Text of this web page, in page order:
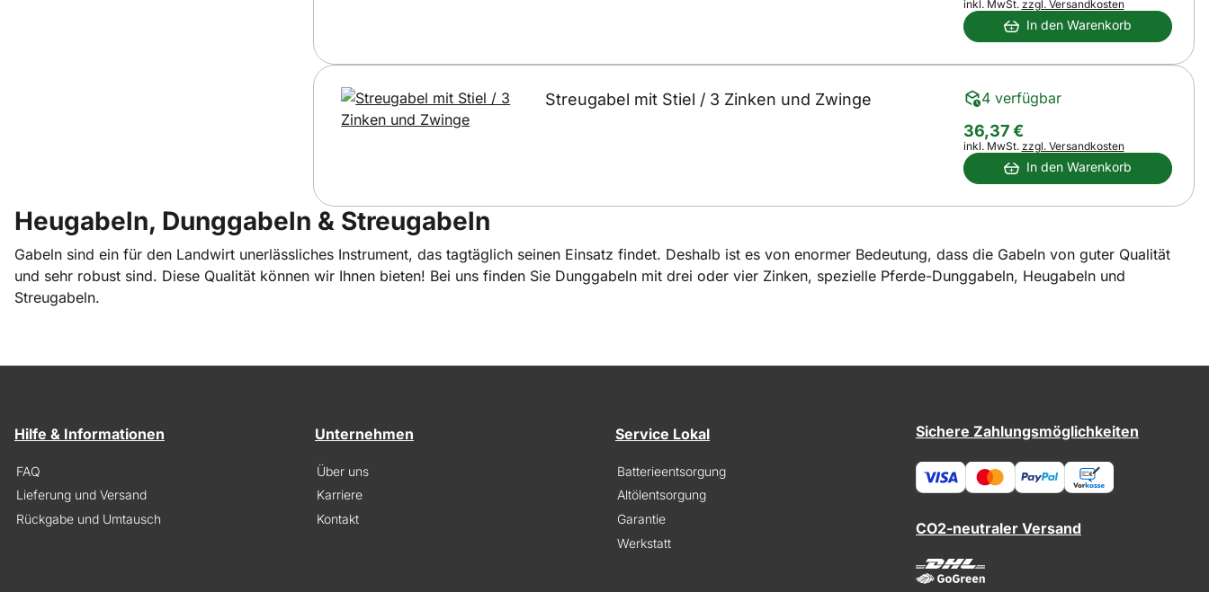
Steuerhinweis:
inkl. MwSt. zzgl. Versandkosten
In den Warenkorb
Streugabel mit Stiel / 3 Zinken und Zwinge 4 verfügbar
36,37€
Steuerhinweis:
inkl. MwSt. zzgl. Versandkosten
In den Warenkorb
Heugabeln, Dunggabeln & Streugabeln
Gabeln sind ein für den Landwirt unerlässliches Instrument, das tagtäglich seinen Einsatz findet. Deshalb ist es von enormer Bedeutung, dass die Gabeln von guter Qualität
und sehr robust sind. Diese Qualität können wir Ihnen bieten! Bei uns finden Sie Dunggabeln mit drei oder vier Zinken, spezielle Pferde-Dunggabeln, Heugabeln und
Streugabeln.
Hilfe & Informationen
FAQ
Lieferung und Versand
Rückgabe und Umtausch
Unternehmen
Über uns
Karriere
Kontakt
Service Lokal
Batterieentsorgung
Altölentsorgung
Garantie
Werkstatt
Sichere Zahlungsmöglichkeiten
CO2-neutraler Versand